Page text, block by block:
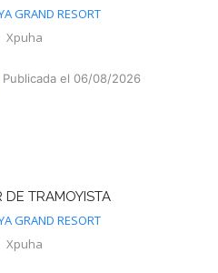
GRAND RESORT
Xpuha
Publicada el 06/08/2026
DE TRAMOYISTA
GRAND RESORT
Xpuha